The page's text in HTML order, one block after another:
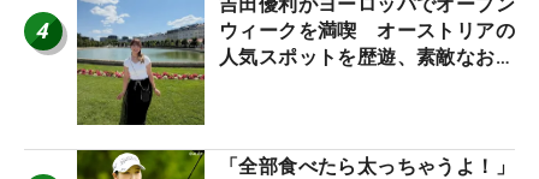
4
ウィークを満喫 オーストリアの
人気スポットを歴遊、素敵なお土
「全部食べたら太っちゃうよ！」